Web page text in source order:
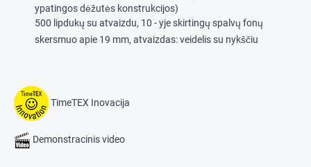
ypatingos dėžutės konstrukcijos)
500 lipdukų su atvaizdu, 10 - yje skirtingų spalvų fonų
skersmuo apie 19 mm, atvaizdas: veidelis su nykščiu
TimeTEX Inovacija
Demonstracinis video